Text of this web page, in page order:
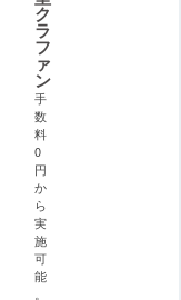
ク
ラ
フ
ァ
ン
手
数
料
0
円
か
ら
実
施
可
能